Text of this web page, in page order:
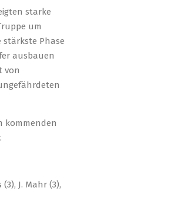
starke
um
stärkste Phase
ausbauen
von
kommenden
J. Mahr (3),